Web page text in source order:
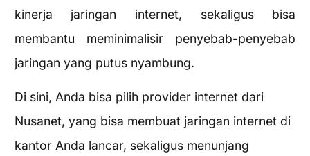
kinerja jaringan internet, sekaligus bisa
membantu meminimalisir penyebab-penyebab
jaringan yang putus nyambung.
Di sini, Anda bisa pilih provider internet dari
Nusanet, yang bisa membuat jaringan internet di
kantor Anda lancar, sekaligus menunjang